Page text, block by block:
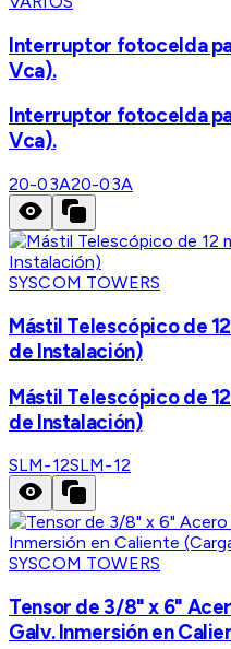
Interruptor fotocelda
Vca).
Interruptor fotocelda
Vca).
20-03A20-03A
SYSCOM TOWERS
Mástil Telescópico de
de Instalación)
Mástil Telescópico de
de Instalación)
SLM-12SLM-12
SYSCOM TOWERS
Tensor de 3/8" x 6"
Galv. Inmersión en